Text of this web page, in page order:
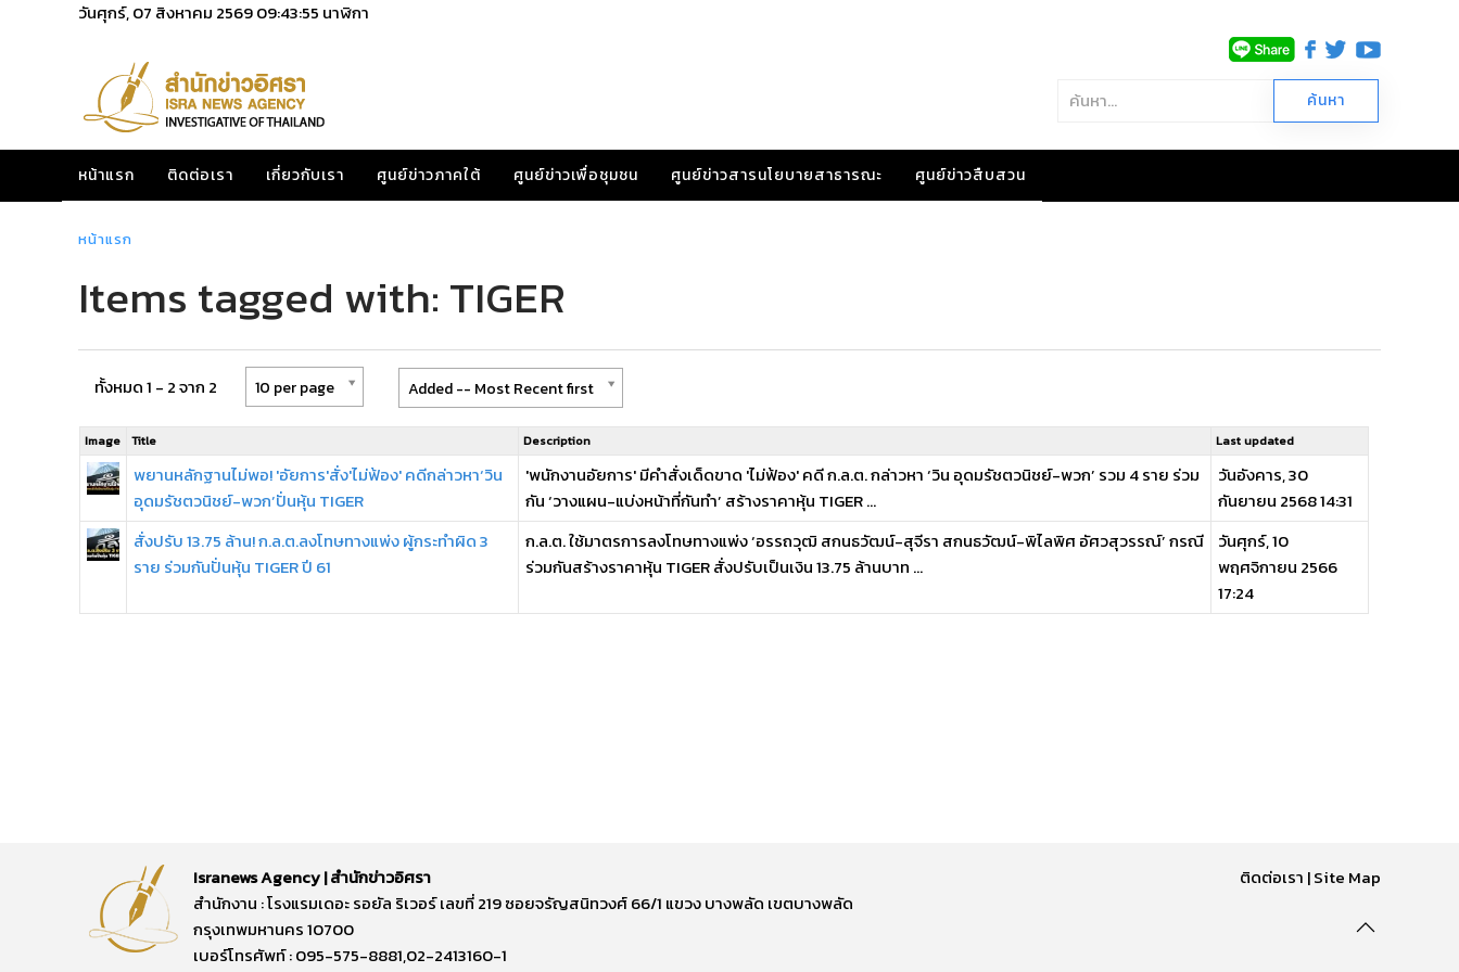
วันศุกร์, 07 สิงหาคม 256909:43:55 นาฬิกา
หน้าแรก ติดต่อเรา เกี่ยวกับเรา ศูนย์ข่าวภาคใต้ ศูนย์ข่าวเพื่อชุมชน ศูนย์ข่าวสารนโยบายสาธารณะ ศูนย์ข่าวสืบสวน
หน้าแรก
Items tagged with: TIGER
ทั้งหมด 1 - 2 จาก 2 10 per page Added -- Most Recent first
Image Title Description Last updated
พยานหลักฐานไม่พอ! 'อัยการ'สั่ง'ไม่ฟ้อง' คดีกล่าวหา‘วิน
อุดมรัชตวนิชย์-พวก’ปั่นหุ้น TIGER
'พนักงานอัยการ' มีคำสั่งเด็ดขาด 'ไม่ฟ้อง' คดี ก.ล.ต. กล่าวหา ‘วิน อุดมรัชตวนิชย์-พวก’ รวม 4 ราย ร่วม
กัน ‘วางแผน-แบ่งหน้าที่กันทำ’ สร้างราคาหุ้น TIGER ...
วันอังคาร, 30
กันยายน 2568 14:31
สั่งปรับ 13.75 ล้าน! ก.ล.ต.ลงโทษทางแพ่ง ผู้กระทำผิด 3
ราย ร่วมกันปั่นหุ้น TIGER ปี 61
ก.ล.ต. ใช้มาตรการลงโทษทางแพ่ง ‘อรรถวุฒิ สกนธวัฒน์-สุจีรา สกนธวัฒน์-พิไลพิศ อัศวสุวรรณ์’ กรณี
ร่วมกันสร้างราคาหุ้น TIGER สั่งปรับเป็นเงิน 13.75 ล้านบาท ...
วันศุกร์, 10
พฤศจิกายน 2566
17:24
Isranews Agency | สำนักข่าวอิศรา
สำนักงาน : โรงแรมเดอะ รอยัล ริเวอร์ เลขที่ 219 ซอยจรัญสนิทวงศ์ 66/1 แขวง บางพลัด เขตบางพลัด
กรุงเทพมหานคร 10700
เบอร์โทรศัพท์ : 095-575-8881,02-2413160-1
ติดต่อเรา |Site Map